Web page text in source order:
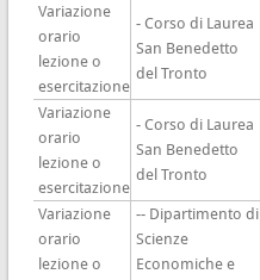
Variazione
orario
lezione o
esercitazione
- Corso di Laurea
San Benedetto
del Tronto
Variazione
orario
lezione o
esercitazione
- Corso di Laurea
San Benedetto
del Tronto
Variazione
orario
lezione o
-- Dipartimento di
Scienze
Economiche e